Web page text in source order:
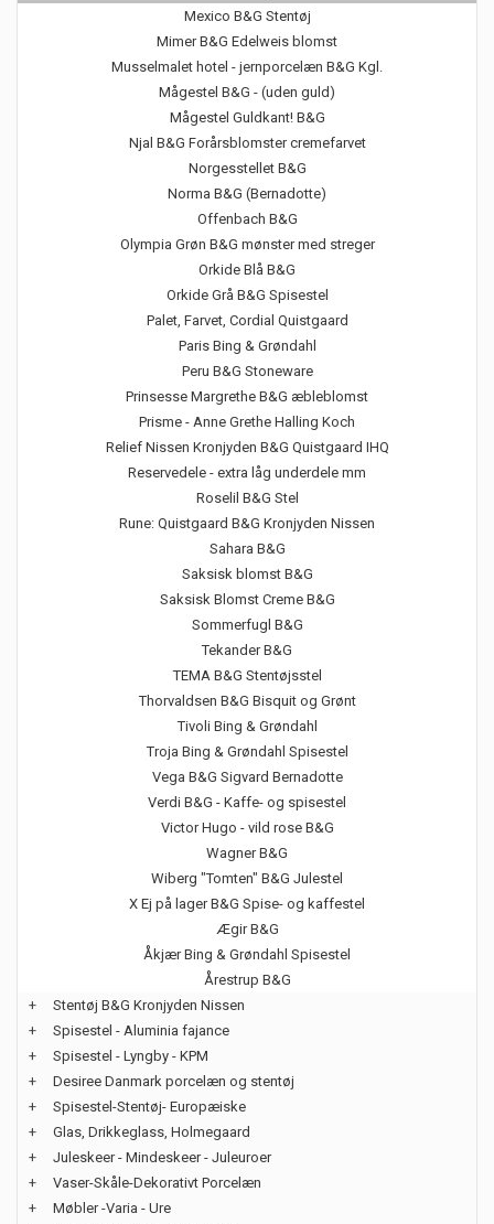
Mexico B&G Stentøj
Mimer B&G Edelweis blomst
Musselmalet hotel - jernporcelæn B&G Kgl.
Mågestel B&G - (uden guld)
Mågestel Guldkant! B&G
Njal B&G Forårsblomster cremefarvet
Norgesstellet B&G
Norma B&G (Bernadotte)
Offenbach B&G
Olympia Grøn B&G mønster med streger
Orkide Blå B&G
Orkide Grå B&G Spisestel
Palet, Farvet, Cordial Quistgaard
Paris Bing & Grøndahl
Peru B&G Stoneware
Prinsesse Margrethe B&G æbleblomst
Prisme - Anne Grethe Halling Koch
Relief Nissen Kronjyden B&G Quistgaard IHQ
Reservedele - extra låg underdele mm
Roselil B&G Stel
Rune: Quistgaard B&G Kronjyden Nissen
Sahara B&G
Saksisk blomst B&G
Saksisk Blomst Creme B&G
Sommerfugl B&G
Tekander B&G
TEMA B&G Stentøjsstel
Thorvaldsen B&G Bisquit og Grønt
Tivoli Bing & Grøndahl
Troja Bing & Grøndahl Spisestel
Vega B&G Sigvard Bernadotte
Verdi B&G - Kaffe- og spisestel
Victor Hugo - vild rose B&G
Wagner B&G
Wiberg "Tomten" B&G Julestel
X Ej på lager B&G Spise- og kaffestel
Ægir B&G
Åkjær Bing & Grøndahl Spisestel
Årestrup B&G
+
Stentøj B&G Kronjyden Nissen
+
Spisestel - Aluminia fajance
+
Spisestel - Lyngby - KPM
+
Desiree Danmark porcelæn og stentøj
+
Spisestel-Stentøj- Europæiske
+
Glas, Drikkeglass, Holmegaard
+
Juleskeer - Mindeskeer - Juleuroer
+
Vaser-Skåle-Dekorativt Porcelæn
+
Møbler -Varia - Ure